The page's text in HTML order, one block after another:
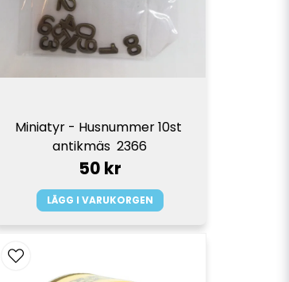
Miniatyr - Husnummer 10st
antikmäs  2366
50 kr
LÄGG I VARUKORGEN